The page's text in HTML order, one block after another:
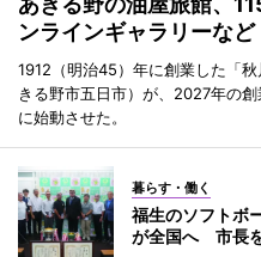
ンラインギャラリーなど
1912（明治45）年に創業した「
きる野市五日市）が、2027年の
に始動させた。
暮らす・働く
福生のソフトボ
が全国へ 市長